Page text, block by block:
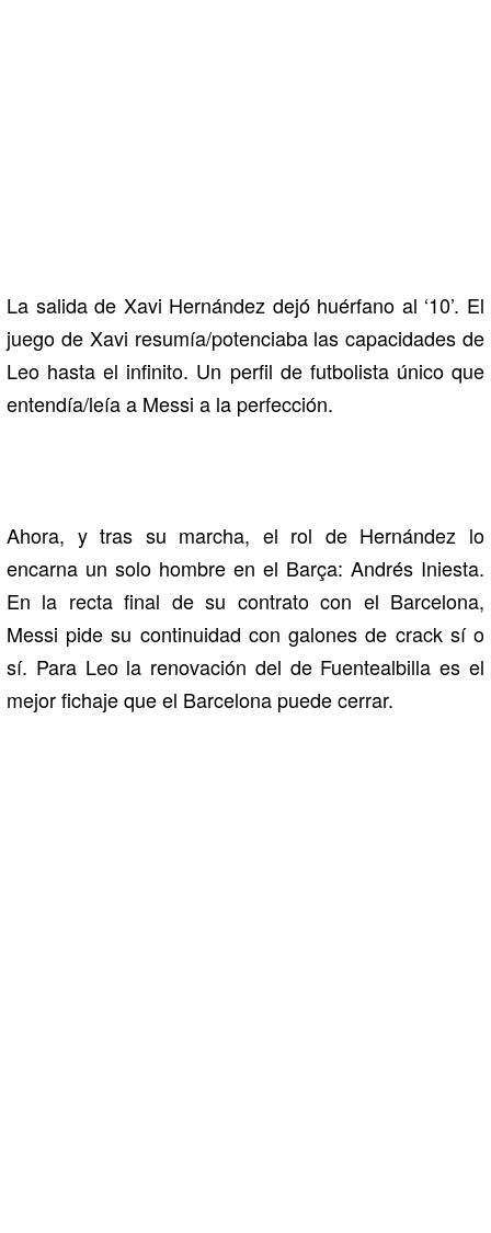
La salida de Xavi Hernández dejó huérfano al ‘10’. El
juego de Xavi resumía/potenciaba las capacidades de
Leo hasta el infinito. Un perfil de futbolista único que
entendía/leía a Messi a la perfección.
Ahora, y tras su marcha, el rol de Hernández lo
encarna un solo hombre en el Barça: Andrés Iniesta.
En la recta final de su contrato con el Barcelona,
Messi pide su continuidad con galones de crack sí o
sí. Para Leo la renovación del de Fuentealbilla es el
mejor fichaje que el Barcelona puede cerrar.